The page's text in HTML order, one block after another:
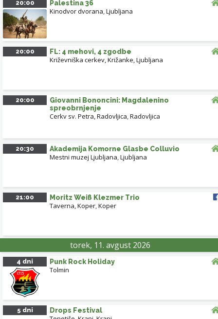
20:00 Palestina 36
Kinodvor dvorana,Ljubljana
20:00 FL: 4 mehovi, 4 zgodbe
Križevniška cerkev, Križanke, Ljubljana
20:00
Giovanni Bononcini: Magdalenino
spreobrnjenje
Cerkv sv. Petra, Radovljica,Radovljica
20:30 Akademija Komorne Glasbe Colluvio
Mestni muzej Ljubljana,Ljubljana
21:00 Moritz Weiß Klezmer Trio
Taverna, Koper,Koper
torek, 11. avgust 2026
4 dni Punk Rock Holiday
Tolmin
5 dni Drops Festival